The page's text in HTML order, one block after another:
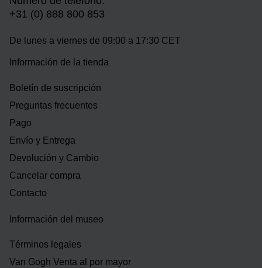
+31 (0) 888 800 853
De lunes a viernes de 09:00 a 17:30 CET
Información de la tienda
Boletín de suscripción
Preguntas frecuentes
Pago
Envío y Entrega
Devolución y Cambio
Cancelar compra
Contacto
Información del museo
Términos legales
Van Gogh Venta al por mayor